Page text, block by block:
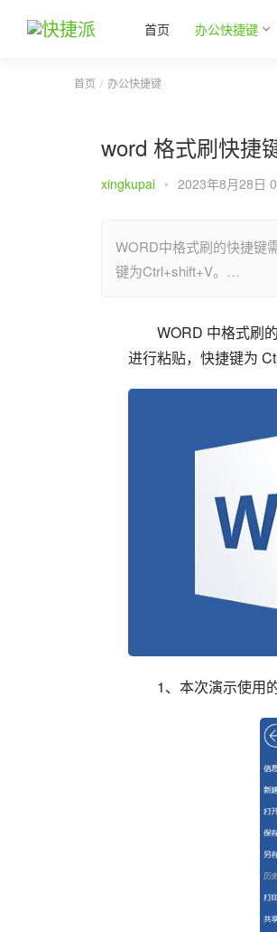
首页 办公快捷键
首页 办公快捷键
word 格式刷快捷
xingkupai • 2023年8月28日
WORD中格式刷的快捷键
键为Ctrl+shift+V。…
WORD 中格式刷
进行粘贴，快捷键为
1、本次演示使用